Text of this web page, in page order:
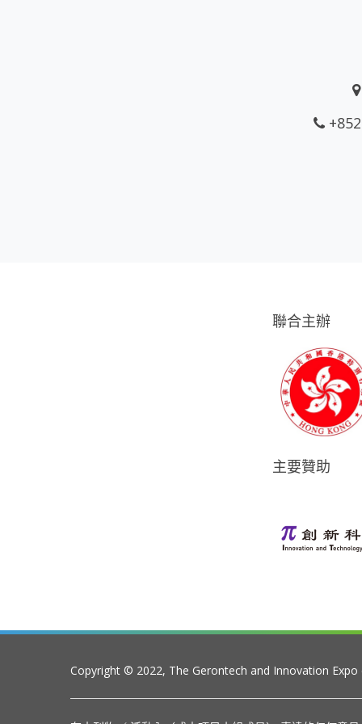
聯合主辦
主要贊助
Copyright © 2022, The Gerontech and Innovation Expo